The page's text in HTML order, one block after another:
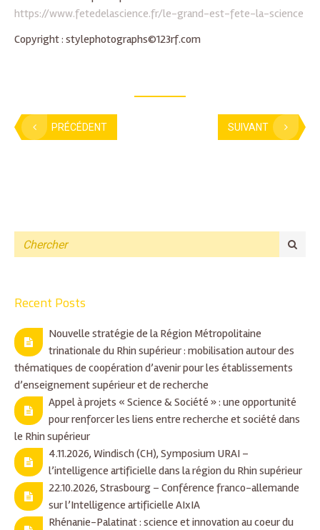
https://www.fetedelascience.fr/le-grand-est-fete-la-science
Copyright : stylephotographs©123rf.com
PRÉCÉDENT SUIVANT
Recent Posts
Nouvelle stratégie de la Région Métropolitaine
trinationale du Rhin supérieur : mobilisation autour des
thématiques de coopération d’avenir pour les établissements
d’enseignement supérieur et de recherche
Appel à projets « Science & Société » : une opportunité
pour renforcer les liens entre recherche et société dans
le Rhin supérieur
4.11.2026, Windisch (CH), Symposium URAI –
l’intelligence artificielle dans la région du Rhin supérieur
22.10.2026, Strasbourg – Conférence franco-allemande
sur l’Intelligence artificielle AIxIA
Rhénanie-Palatinat : science et innovation au coeur du